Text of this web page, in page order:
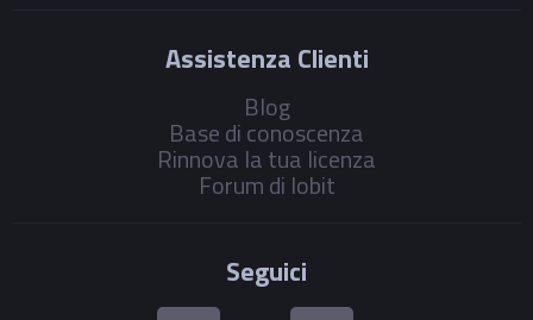
Assistenza Clienti
Blog
Base di conoscenza
Rinnova la tua licenza
Forum di Iobit
Seguici